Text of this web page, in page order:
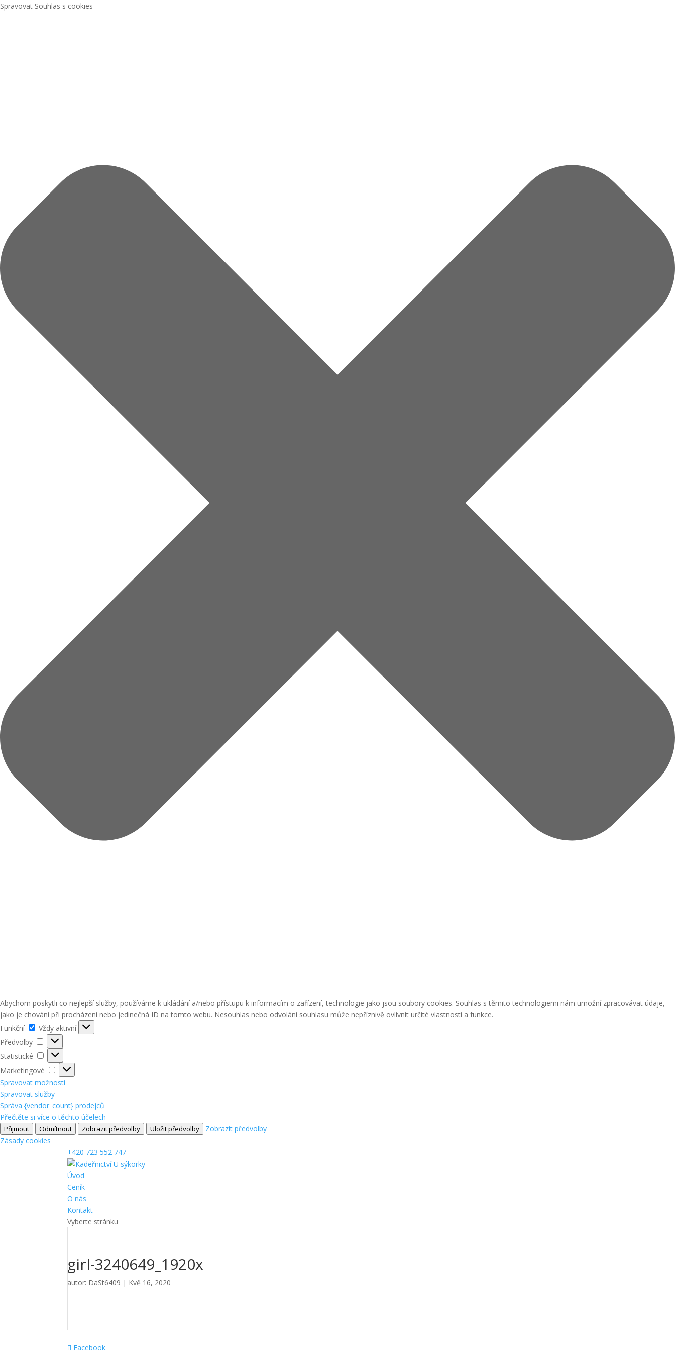
Spravovat Souhlas s cookies
Abychom poskytli co nejlepší služby, používáme k ukládání a/nebo přístupu k informacím o zařízení, technologie jako jsou soubory cookies. Souhlas s těmito technologiemi nám umožní zpracovávat údaje,
jako je chování při procházení nebo jedinečná ID na tomto webu. Nesouhlas nebo odvolání souhlasu může nepříznivě ovlivnit určité vlastnosti a funkce.
Funkční
Funkční
Vždy aktivní
Předvolby
Předvolby
Statistické
Statistické
Marketingové
Marketingové
Spravovat možnosti
Spravovat služby
Správa {vendor_count} prodejců
Přečtěte si více o těchto účelech
Přijmout Odmítnout Zobrazit předvolby Uložit předvolby
Zobrazit předvolby
Zásady cookies
+420 723 552 747
Úvod
Ceník
O nás
Kontakt
Vyberte stránku
girl-3240649_1920x
autor: DaSt6409 | Kvě 16, 2020
Facebook